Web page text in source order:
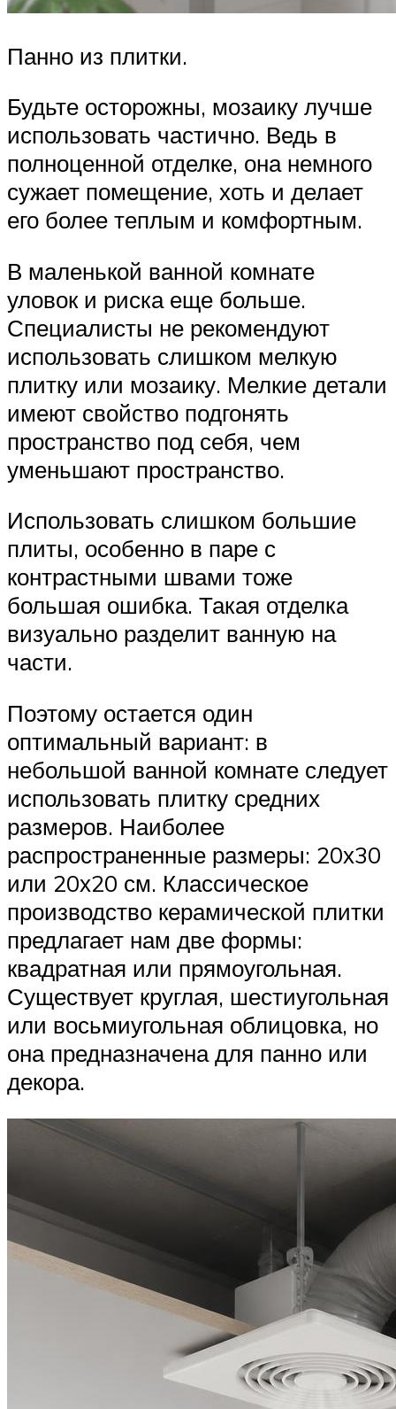
Панно из плитки.
Будьте осторожны, мозаику лучше
использовать частично. Ведь в
полноценной отделке, она немного
сужает помещение, хоть и делает
его более теплым и комфортным.
В маленькой ванной комнате
уловок и риска еще больше.
Специалисты не рекомендуют
использовать слишком мелкую
плитку или мозаику. Мелкие детали
имеют свойство подгонять
пространство под себя, чем
уменьшают пространство.
Использовать слишком большие
плиты, особенно в паре с
контрастными швами тоже
большая ошибка. Такая отделка
визуально разделит ванную на
части.
Поэтому остается один
оптимальный вариант: в
небольшой ванной комнате следует
использовать плитку средних
размеров. Наиболее
распространенные размеры: 20х30
или 20х20 см. Классическое
производство керамической плитки
предлагает нам две формы:
квадратная или прямоугольная.
Существует круглая, шестиугольная
или восьмиугольная облицовка, но
она предназначена для панно или
декора.